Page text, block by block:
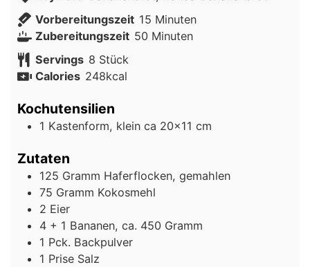
Vorbereitungszeit 15Minuten
Minuten
Zubereitungszeit 50Minuten
Minuten
Servings 8 Stück
Calories 248kcal
Kochutensilien
1 Kastenform, klein ca 20×11 cm
Zutaten
125 Gramm Haferflocken, gemahlen
75 Gramm Kokosmehl
2 Eier
4 + 1 Bananen, ca. 450 Gramm
1 Pck. Backpulver
1 Prise Salz